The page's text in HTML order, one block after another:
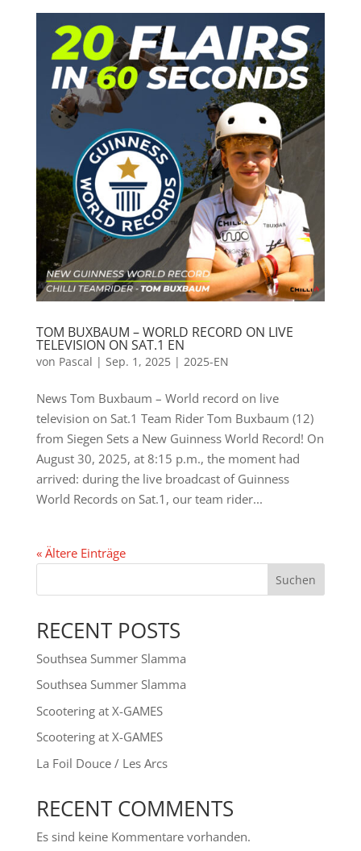
TOM BUXBAUM – WORLD RECORD ON LIVE
TELEVISION ON SAT.1 EN
von Pascal | Sep. 1, 2025| 2025-EN
News Tom Buxbaum – World record on live
television on Sat.1 Team Rider Tom Buxbaum (12)
from Siegen Sets a New Guinness World Record! On
August 30, 2025, at 8:15 p.m., the moment had
arrived: during the live broadcast of Guinness
World Records on Sat.1, our team rider...
« Ältere Einträge
Suchen
RECENT POSTS
Southsea Summer Slamma
Southsea Summer Slamma
Scootering at X-GAMES
Scootering at X-GAMES
La Foil Douce / Les Arcs
RECENT COMMENTS
Es sind keine Kommentare vorhanden.